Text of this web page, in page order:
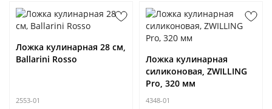
Ложка кулинарная 28 см,
Ballarini Rosso
2553-01
Ложка кулинарная
силиконовая, ZWILLING
Pro, 320 мм
4348-01